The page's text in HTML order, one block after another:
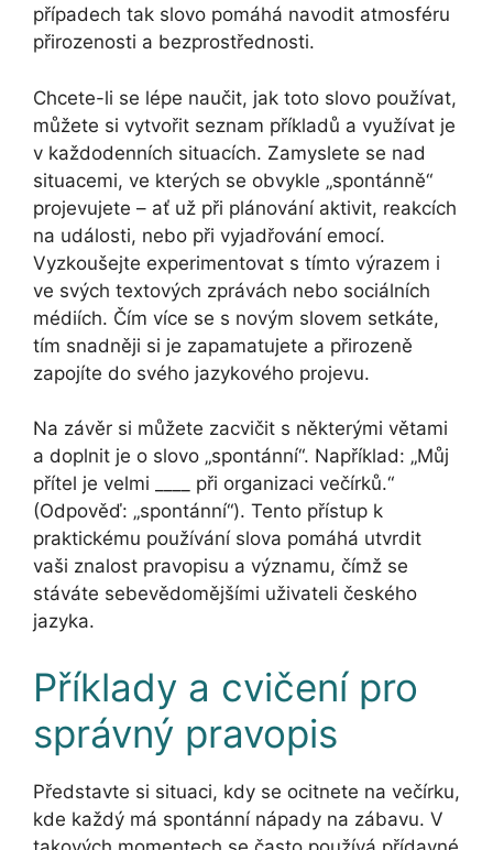
případech tak slovo pomáhá navodit atmosféru
přirozenosti a bezprostřednosti.
Chcete-li se lépe naučit, jak toto slovo používat,
můžete si vytvořit seznam příkladů a využívat je
v každodenních situacích. Zamyslete se nad
situacemi, ve kterých se obvykle „spontánně“
projevujete – ať už při plánování aktivit, reakcích
na události, nebo při vyjadřování emocí.
Vyzkoušejte experimentovat s tímto výrazem i
ve svých textových zprávách nebo sociálních
médiích. Čím více se s novým slovem setkáte,
tím snadněji si je zapamatujete a přirozeně
zapojíte do svého jazykového projevu.
Na závěr si můžete zacvičit s některými větami
a doplnit je o slovo „spontánní“. Například: „Můj
přítel je velmi ____ při organizaci večírků.“
(Odpověď: „spontánní“). Tento přístup k
praktickému používání slova pomáhá utvrdit
vaši znalost pravopisu a významu, čímž se
stáváte sebevědomějšími uživateli českého
jazyka.
Příklady a cvičení pro
správný pravopis
Představte si situaci, kdy se ocitnete na večírku,
kde každý má spontánní nápady na zábavu. V